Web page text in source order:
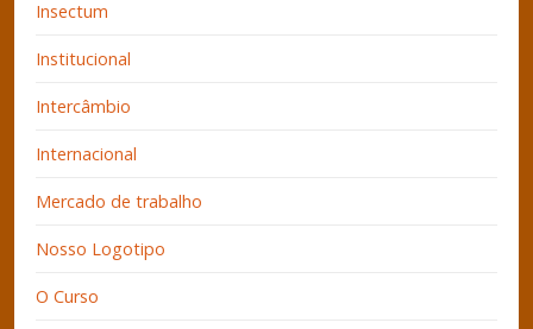
Insectum
Institucional
Intercâmbio
Internacional
Mercado de trabalho
Nosso Logotipo
O Curso